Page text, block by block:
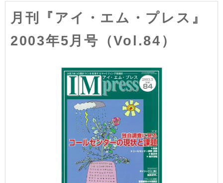
月刊『アイ・エム・プレス』
2003年5月号（Vol.84）